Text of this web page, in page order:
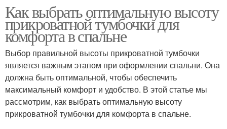
Как выбрать оптимальную высоту
прикроватной тумбочки для
комфорта в спальне
Выбор правильной высоты прикроватной тумбочки
является важным этапом при оформлении спальни. Она
должна быть оптимальной, чтобы обеспечить
максимальный комфорт и удобство. В этой статье мы
рассмотрим, как выбрать оптимальную высоту
прикроватной тумбочки для комфорта в спальне.